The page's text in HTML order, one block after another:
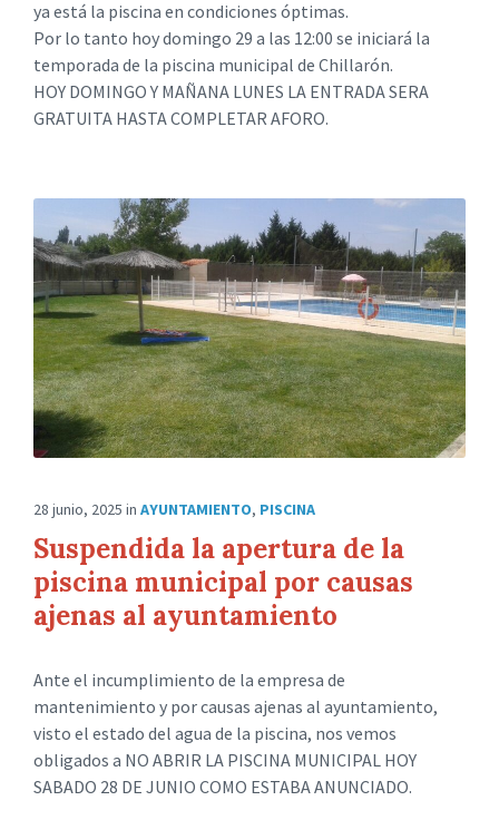
ya está la piscina en condiciones óptimas.
Por lo tanto hoy domingo 29 a las 12:00 se iniciará la
temporada de la piscina municipal de Chillarón.
HOY DOMINGO Y MAÑANA LUNES LA ENTRADA SERA
GRATUITA HASTA COMPLETAR AFORO.
28 junio, 2025 in AYUNTAMIENTO, PISCINA
Suspendida la apertura de la
piscina municipal por causas
ajenas al ayuntamiento
Ante el incumplimiento de la empresa de
mantenimiento y por causas ajenas al ayuntamiento,
visto el estado del agua de la piscina, nos vemos
obligados a NO ABRIR LA PISCINA MUNICIPAL HOY
SABADO 28 DE JUNIO COMO ESTABA ANUNCIADO.